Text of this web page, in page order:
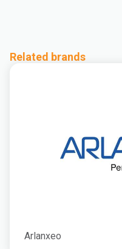
Related brands
Arlanxeo